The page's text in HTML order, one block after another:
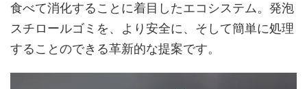
食べて消化することに着目したエコシステム。発泡
スチロールゴミを、より安全に、そして簡単に処理
することのできる革新的な提案です。